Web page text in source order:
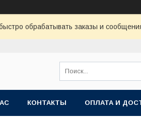
обрабатывать заказы и
КОНТАКТЫ ОПЛАТА И